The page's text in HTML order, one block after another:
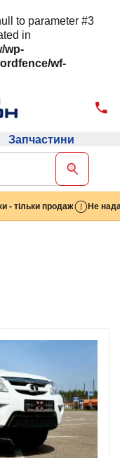
to parameter #3
in
wp-
wf-
Запчастини
- тільки продаж Не